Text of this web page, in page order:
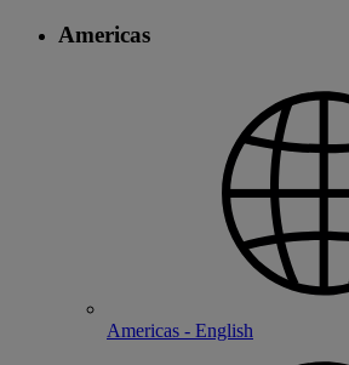
Americas
Americas - English